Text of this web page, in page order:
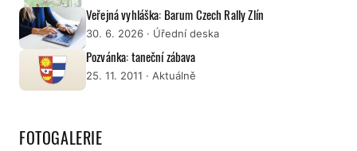
Veřejná vyhláška: Barum Czech Rally Zlín
30. 6. 2026 · Úřední deska
Pozvánka: taneční zábava
25. 11. 2011 · Aktuálně
FOTOGALERIE